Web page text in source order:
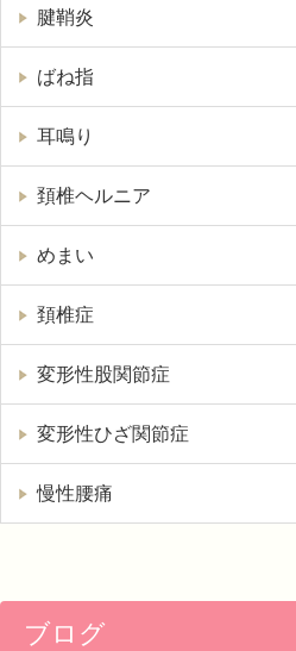
腱鞘炎
ばね指
耳鳴り
頚椎ヘルニア
めまい
頚椎症
変形性股関節症
変形性ひざ関節症
慢性腰痛
ブログ